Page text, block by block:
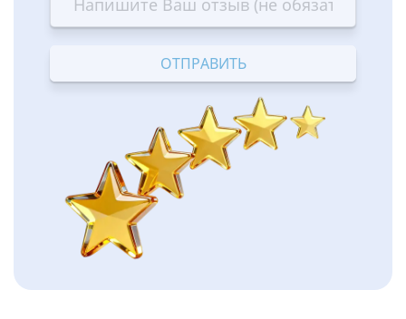
Terrible
—
Bad
—
OK
—
Good
—
Excellent